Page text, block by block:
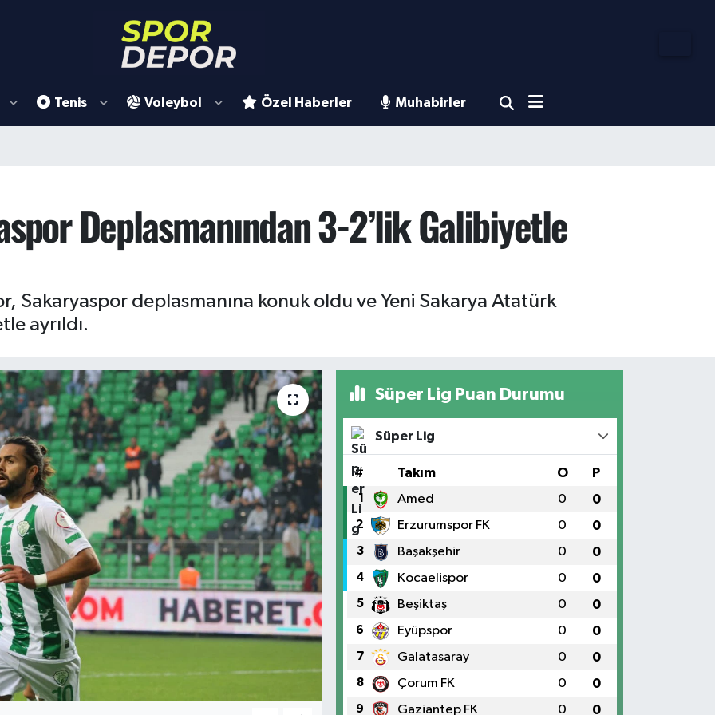
Tenis Voleybol Özel Haberler Muhabirler
Deplasmanından 3-2’lik Galibiyetle
Sakaryaspor deplasmanına konuk oldu ve Yeni Sakarya Atatürk
ayrıldı.
Süper Lig Puan Durumu
Süper Lig
# Takım O P
1 Amed 0 0
2 Erzurumspor FK 0 0
3 Başakşehir 0 0
4 Kocaelispor 0 0
5 Beşiktaş 0 0
6 Eyüpspor 0 0
7 Galatasaray 0 0
8 Çorum FK 0 0
9 Gaziantep FK 0 0